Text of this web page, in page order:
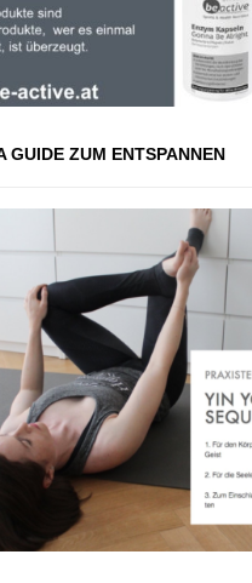
GUIDE ZUM ENTSPANNEN